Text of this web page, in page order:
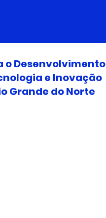
o Desenvolvimento
e Inovação
Grande do Norte